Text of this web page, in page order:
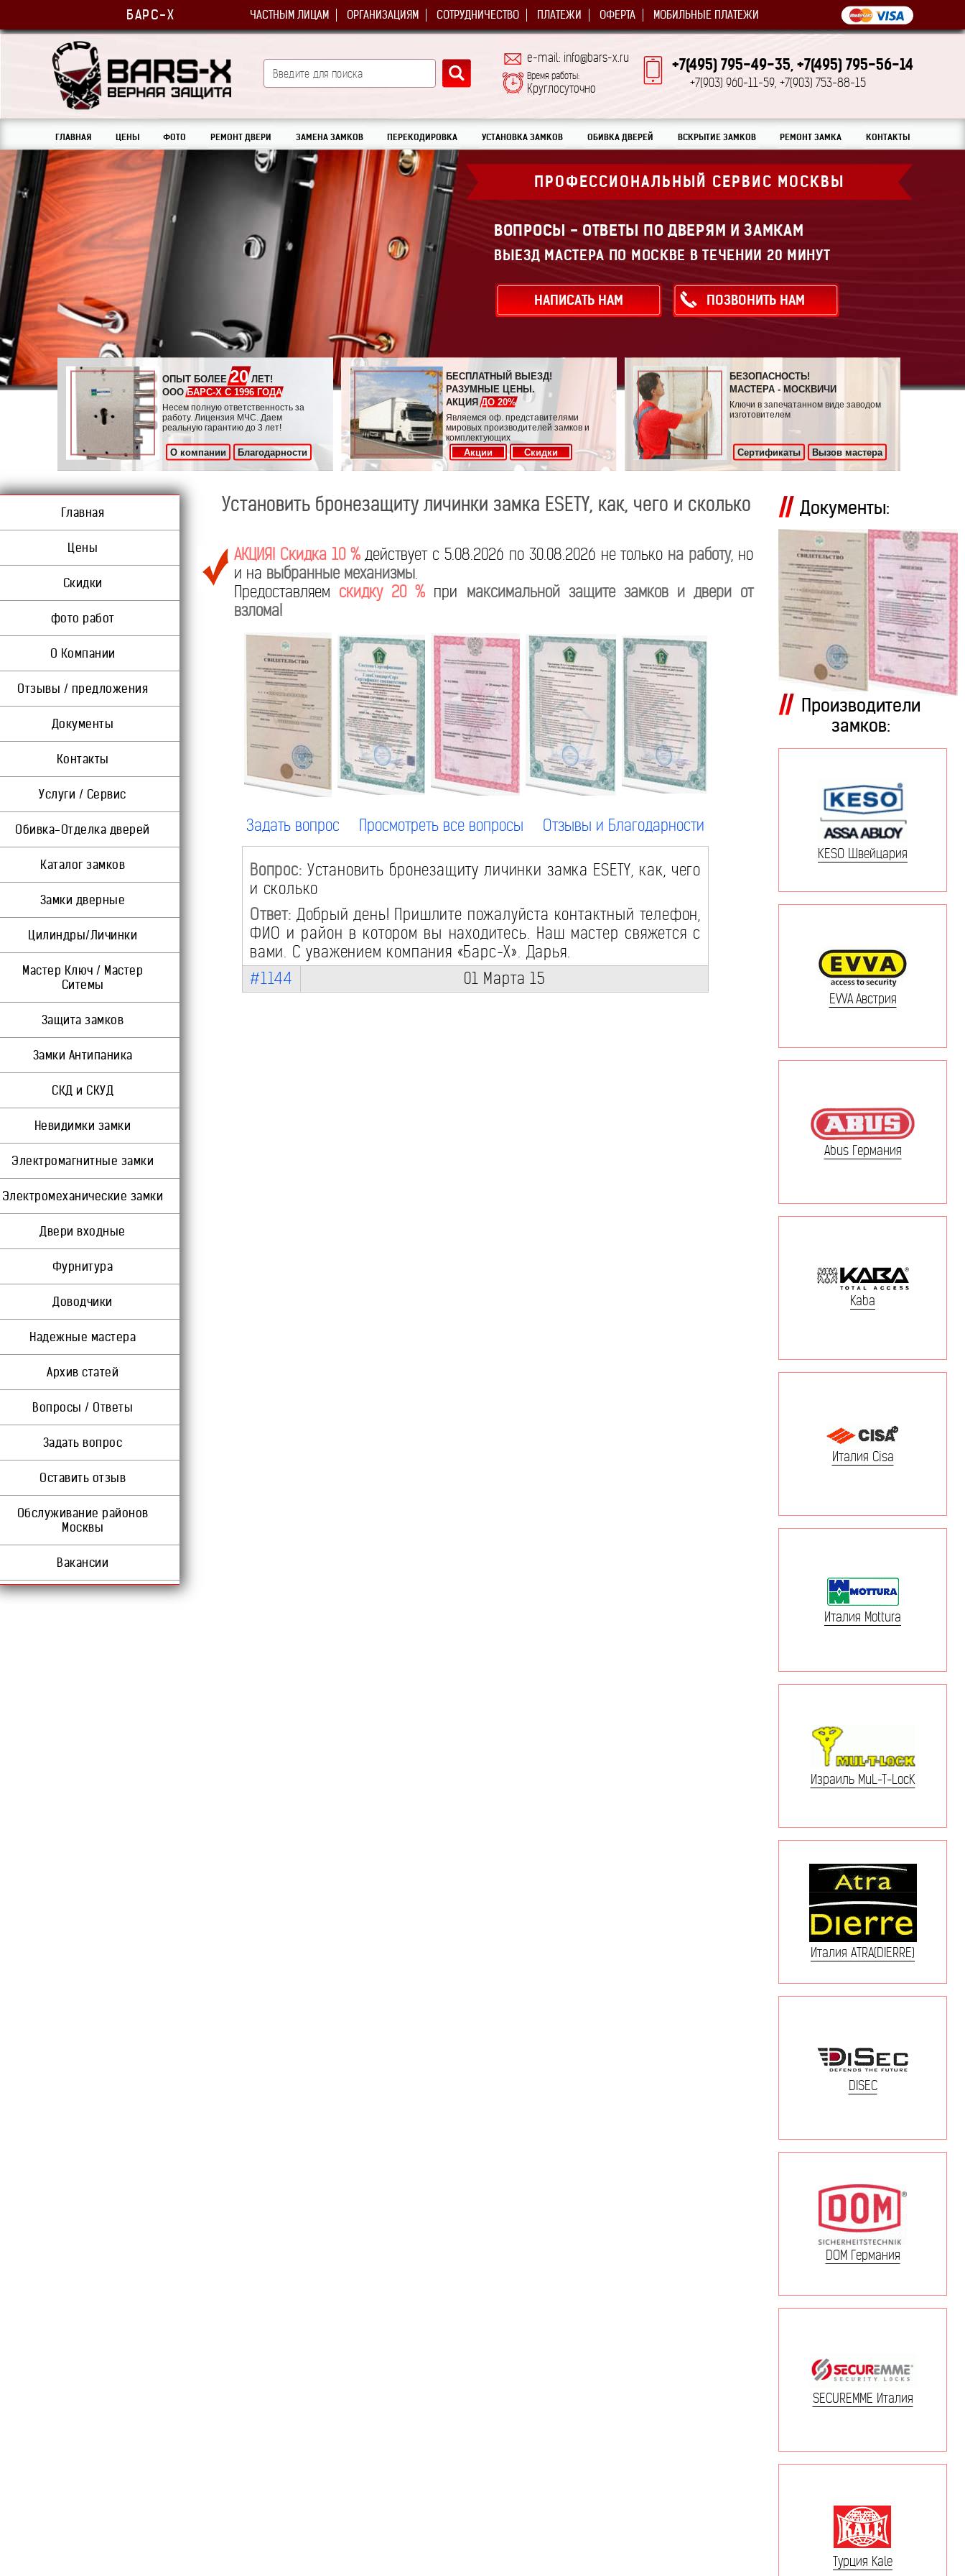
БАРС-Х ЧАСТНЫМ ЛИЦАМ ОРГАНИЗАЦИЯМ СОТРУДНИЧЕСТВО ПЛАТЕЖИ ОФЕРТА МОБИЛЬНЫЕ ПЛАТЕЖИ
e-mail: info@bars-x.ru
Время работы:
Круглосуточно
+7(495) 795-49-35, +7(495) 795-56-14
+7(903) 960-11-59, +7(903) 753-88-15
ГЛАВНАЯ ЦЕНЫ ФОТО РЕМОНТ ДВЕРИ ЗАМЕНА ЗАМКОВ ПЕРЕКОДИРОВКА УСТАНОВКА ЗАМКОВ ОБИВКА ДВЕРЕЙ ВСКРЫТИЕ ЗАМКОВ РЕМОНТ ЗАМКА КОНТАКТЫ
ПРОФЕССИОНАЛЬНЫЙ СЕРВИС МОСКВЫ
ВОПРОСЫ - ОТВЕТЫ ПО ДВЕРЯМ И ЗАМКАМ
ВЫЕЗД МАСТЕРА ПО МОСКВЕ В ТЕЧЕНИИ 20 МИНУТ
НАПИСАТЬ НАМ ПОЗВОНИТЬ НАМ
ОПЫТ БОЛЕЕ20ЛЕТ!
ОООБАРС-Х С 1996 ГОДА
Несем полную ответственность за
работу. Лицензия МЧС. Даем
реальную гарантию до 3 лет!
О компании Благодарности
БЕСПЛАТНЫЙ ВЫЕЗД!
РАЗУМНЫЕ ЦЕНЫ.
АКЦИЯДО 20%
Являемся оф. представителями
мировых производителей замков и
комплектующих
Акции Скидки
БЕЗОПАСНОСТЬ!
МАСТЕРА - МОСКВИЧИ
Ключи в запечатанном виде заводом
изготовителем
Сертификаты Вызов мастера
Главная
Цены
Скидки
фото работ
О Компании
Отзывы / предложения
Документы
Контакты
Услуги / Сервис
Обивка-Отделка дверей
Каталог замков
Замки дверные
Цилиндры/Личинки
Мастер Ключ / Мастер
Ситемы
Защита замков
Замки Антипаника
СКД и СКУД
Невидимки замки
Электромагнитные замки
Электромеханические замки
Двери входные
Фурнитура
Доводчики
Надежные мастера
Архив статей
Вопросы / Ответы
Задать вопрос
Оставить отзыв
Обслуживание районов
Москвы
Вакансии
Установить бронезащиту личинки замка ESETY, как, чего и сколько
АКЦИЯ! Скидка 10 %действует с 5.08.2026 по 30.08.2026 не только на работу, но
и на выбранные механизмы.
Предоставляем скидку 20 % при максимальной защите замков и двери от
взлома!
Задать вопрос Просмотреть все вопросы Отзывы и Благодарности
Вопрос: Установить бронезащиту личинки замка ESETY, как, чего
и сколько
Ответ: Добрый день! Пришлите пожалуйста контактный телефон,
ФИО и район в котором вы находитесь. Наш мастер свяжется с
вами. С уважением компания «Барс-Х». Дарья.
#1144
01 Марта 15
Документы:
Производители
замков:
KESO Швейцария
EVVA Австрия
Abus Германия
Kaba
Италия Cisa
Италия Mottura
Израиль MuL-T-LocK
Италия ATRA(DIERRE)
DISEC
DOM Германия
SECUREMME Италия
Турция Kale